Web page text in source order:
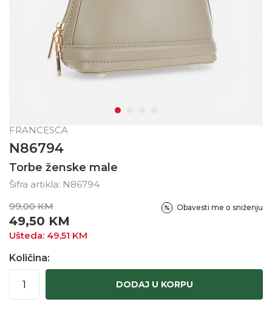
FRANCESCA
N86794
Torbe ženske male
Šifra artikla: N86794
99,00 KM
49,50 KM
Ušteda: 49,51 KM
Obavesti me o sniženju
Količina:
DODAJ U KORPU